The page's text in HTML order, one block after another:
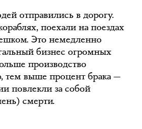
отправились в дорогу.
поехали на поездах
Это немедленно
бизнес огромных
производство
тем выше процент брака —
повлекли за собой
смерти.